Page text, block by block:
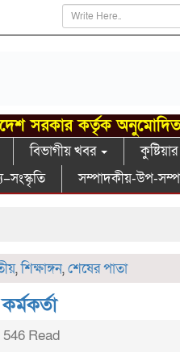
সরকার কর্তৃক
বিভাগীয় খবর
সম্পাদকীয়-উপ-
,শিক্ষাঙ্গন,শেষের পাতা
546 Read